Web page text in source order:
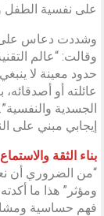
على نفسية الطفل
وشددت دعاس على
وقالت: “عالم
حدود معينة لا
عائلته أو
الجسدية
إيجابي مبني على
بناء الثقة
“من الضروري أن
ومؤثر” هذا ما
فهم حساسية